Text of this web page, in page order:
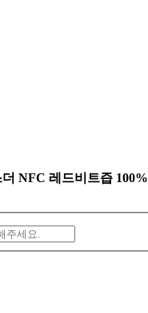
NFC 레드비트즙 100%